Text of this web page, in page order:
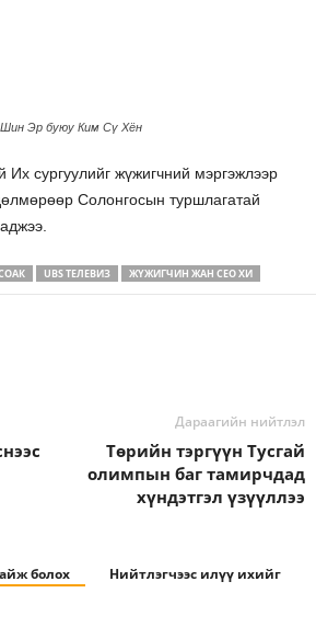
Шин Эр буюу Ким Сү Хён
сургуулийг жүжигчний мэргэжлээр
Солонгосын туршлагатай
UBS ТЕЛЕВИЗ ЖҮЖИГЧИН ЖАН СЕО ХИ
Дараагийн нийтлэл
Төрийн тэргүүн Тусгай
олимпын баг тамирчдад
хүндэтгэл үзүүллээ
болох Нийтлэгчээс илүү ихийг